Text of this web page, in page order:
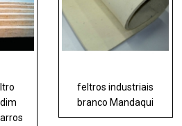
feltros industriais
branco Mandaqui